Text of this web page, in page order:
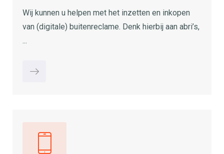
Wij kunnen u helpen met het inzetten en inkopen
van (digitale) buitenreclame. Denk hierbij aan abri’s,
...